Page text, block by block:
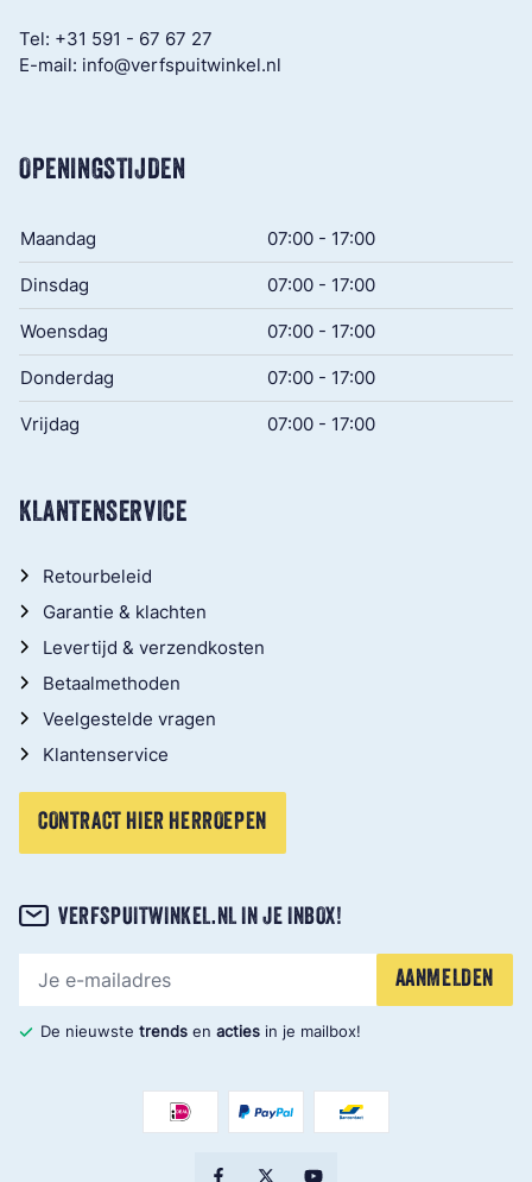
Tel: +31 591 - 67 67 27
E-mail: info@verfspuitwinkel.nl
OPENINGSTIJDEN
Maandag 07:00 - 17:00
Dinsdag 07:00 - 17:00
Woensdag 07:00 - 17:00
Donderdag 07:00 - 17:00
Vrijdag 07:00 - 17:00
KLANTENSERVICE
Retourbeleid
Garantie & klachten
Levertijd & verzendkosten
Betaalmethoden
Veelgestelde vragen
Klantenservice
CONTRACT HIER HERROEPEN
VERFSPUITWINKEL.NL IN JE INBOX!
AANMELDEN
De nieuwste trends en acties in je mailbox!